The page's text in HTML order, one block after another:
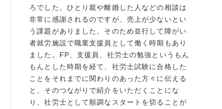
ろでした。ひとり親や離婚した人などの相談は
非常に感謝されるのですが、売上が少ないとい
う課題がありました。そのため並行して障がい
者就労施設で職業支援員として働く時期もあり
ました。FP、支援員、社労士の勉強というもん
もんとした時期を経て、社労士試験に合格した
ことをそれまでに関わりのあった方々に伝える
と、そのつながりで紹介をいただくことにな
り、社労士として順調なスタートを切ることが